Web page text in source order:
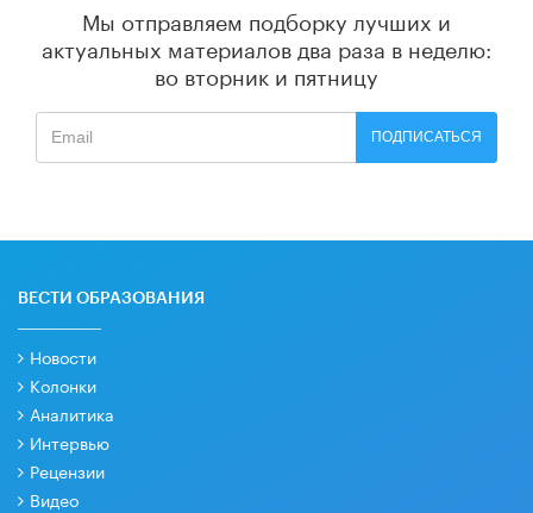
Мы отправляем подборку лучших и
актуальных материалов два раза в неделю:
во вторник и пятницу
ПОДПИСАТЬСЯ
ВЕСТИ ОБРАЗОВАНИЯ
Новости
Колонки
Аналитика
Интервью
Рецензии
Видео